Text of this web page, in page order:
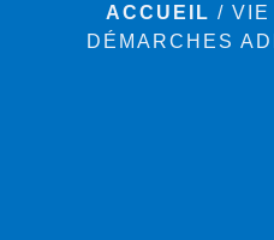
ACCUEIL / VIE
DÉMARCHES